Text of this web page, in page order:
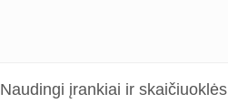
Naudingi įrankiai ir skaičiuoklės